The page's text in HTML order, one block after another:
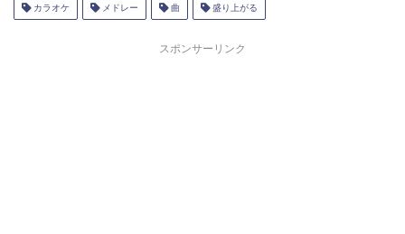
カラオケ メドレー 曲 盛り上がる
スポンサーリンク